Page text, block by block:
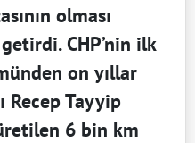
olması
CHP’nin ilk
on yıllar
Recep Tayyip
6 bin km